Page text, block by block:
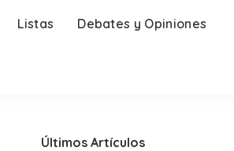
Listas Debates y Opiniones
Últimos Artículos